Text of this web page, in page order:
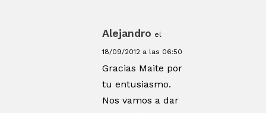
Alejandro el
18/09/2012 a las 06:50
Gracias Maite por
tu entusiasmo.
Nos vamos a dar